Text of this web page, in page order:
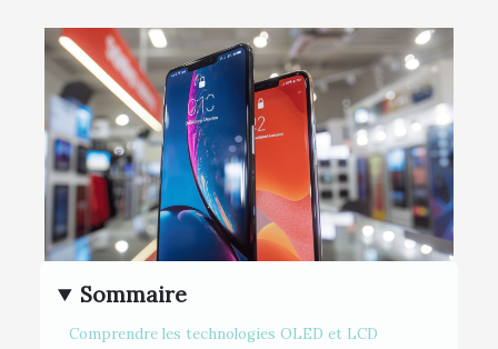
Sommaire
Comprendre les technologies OLED et LCD